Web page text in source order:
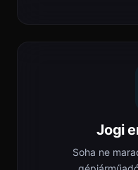
Jogi
Soha ne